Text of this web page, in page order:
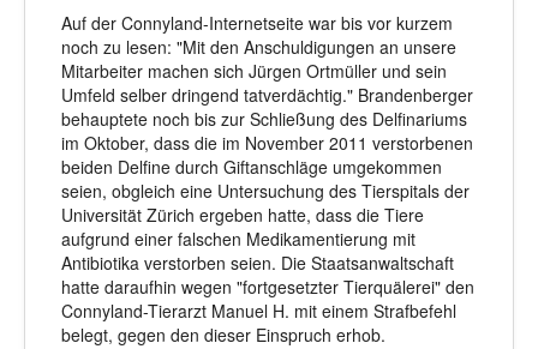
Auf der Connyland-Internetseite war bis vor kurzem
noch zu lesen: "Mit den Anschuldigungen an unsere
Mitarbeiter machen sich Jürgen Ortmüller und sein
Umfeld selber dringend tatverdächtig." Brandenberger
behauptete noch bis zur Schließung des Delfinariums
im Oktober, dass die im November 2011 verstorbenen
beiden Delfine durch Giftanschläge umgekommen
seien, obgleich eine Untersuchung des Tierspitals der
Universität Zürich ergeben hatte, dass die Tiere
aufgrund einer falschen Medikamentierung mit
Antibiotika verstorben seien. Die Staatsanwaltschaft
hatte daraufhin wegen "fortgesetzter Tierquälerei" den
Connyland-Tierarzt Manuel H. mit einem Strafbefehl
belegt, gegen den dieser Einspruch erhob.